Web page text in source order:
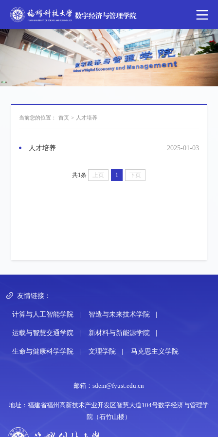
当前您的位置： 首页 > 人才培养
2025-01-03
人才培养
共1条 上页 1 下页
友情链接：
计算与人工智能学院 | 智造与未来技术学院 |
运载与智慧交通学院 | 新材料与新能源学院 |
生命与健康科学学院 | 文理学院 | 马克思主义学院
邮箱：sdem@fyust.edu.cn
地址：福建省福州高新技术产业开发区智慧大道104号数字经济与管理学
院（石竹山楼）